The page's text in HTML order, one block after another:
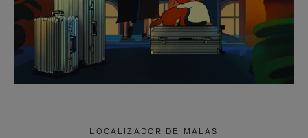
LOCALIZADOR DE MALAS